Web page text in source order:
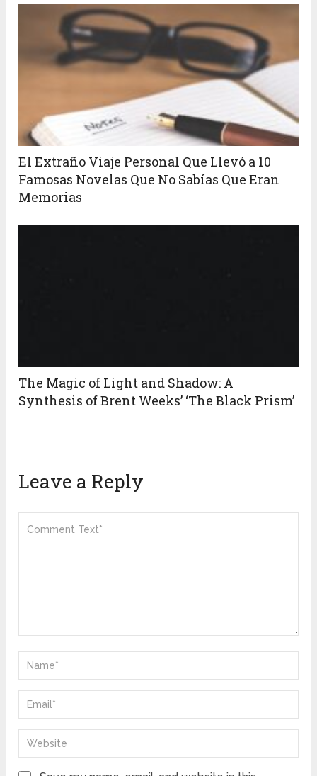
El Extraño Viaje Personal Que Llevó a 10
Famosas Novelas Que No Sabías Que Eran
Memorias
The Magic of Light and Shadow: A
Synthesis of Brent Weeks’ ‘The Black Prism’
Leave a Reply